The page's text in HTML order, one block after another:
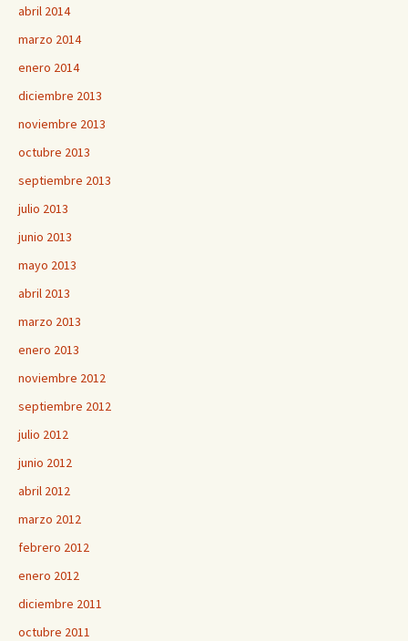
abril 2014
marzo 2014
enero 2014
diciembre 2013
noviembre 2013
octubre 2013
septiembre 2013
julio 2013
junio 2013
mayo 2013
abril 2013
marzo 2013
enero 2013
noviembre 2012
septiembre 2012
julio 2012
junio 2012
abril 2012
marzo 2012
febrero 2012
enero 2012
diciembre 2011
octubre 2011